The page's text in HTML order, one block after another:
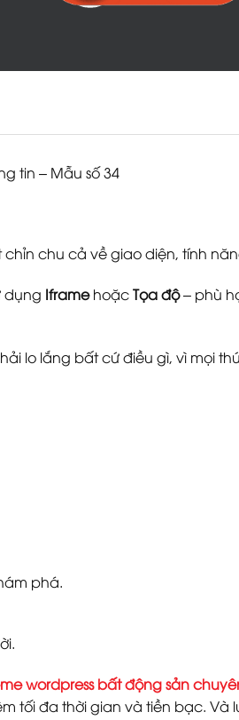
tin – Mẫu số 34
chỉn chu cả về giao diện, tính
dụng IframehoặcTọa độ– phù
lo lắng bất cứ điều gì, vì mọi
phá.
wordpress bất động sản
tối đa thời gian và tiền bạc.